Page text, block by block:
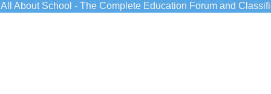
All About School - The Complete Education Forum and